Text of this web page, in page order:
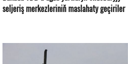
seljeriş merkezleriniň maslahaty geçiriler